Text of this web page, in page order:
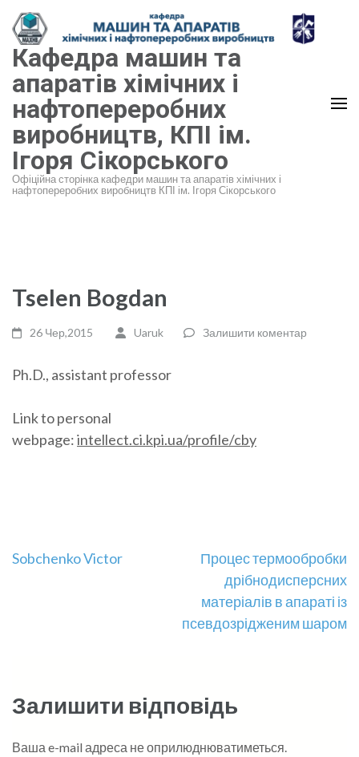
Перейти
до
вмісту
(натисніть
Enter)
Кафедра машин та
апаратів хімічних і
нафтопереробних
виробництв, КПІ ім.
Ігоря Сікорського
Офіційна сторінка кафедри машин та апаратів хімічних і
нафтопереробних виробництв КПІ ім. Ігоря Сікорського
Tselen Bogdan
26 Чер,2015 Uaruk Залишити коментар
Ph.D., assistant professor
Link to personal
webpage:intellect.ci.kpi.ua/profile/cby
Навігація
Sobchenko Victor
Процес термообробки
дрібнодисперсних
матеріалів в апараті із
псевдозрідженим шаром
Залишити відповідь
Ваша e-mail адреса не оприлюднюватиметься.